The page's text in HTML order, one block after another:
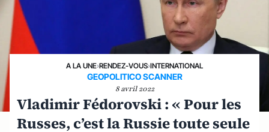
A LA UNE›RENDEZ-VOUS›INTERNATIONAL
GEOPOLITICO SCANNER
8 avril 2022
Vladimir Fédorovski : « Pour les
Russes, c’est la Russie toute seule